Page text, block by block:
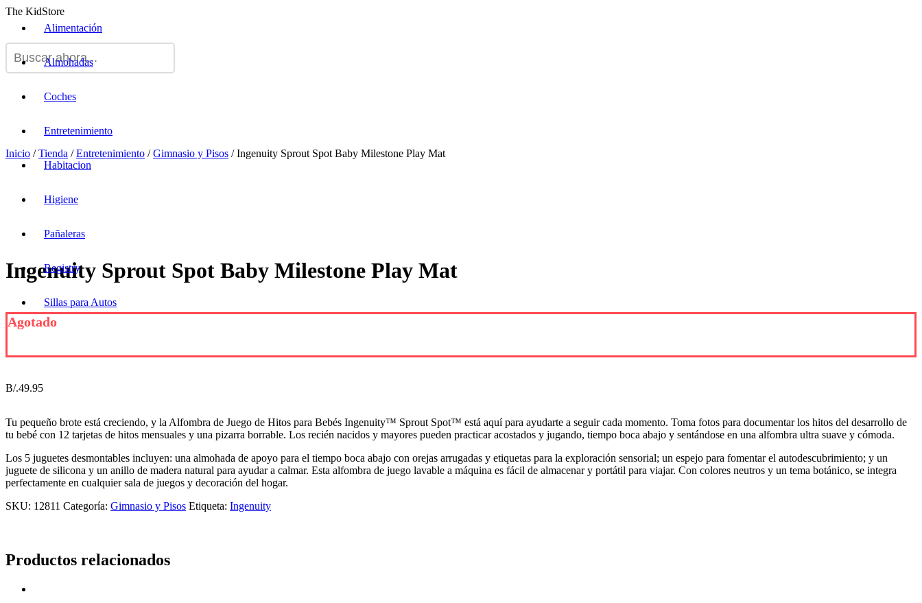
The KidStore
Alimentación
Almohadas
Coches
Entretenimiento
Habitacion
Higiene
Pañaleras
Registry
Sillas para Autos
Inicio /Tienda /Entretenimiento /Gimnasio y Pisos / Ingenuity Sprout Spot Baby Milestone Play Mat
Ingenuity Sprout Spot Baby Milestone Play Mat
B/.49.95
Tu pequeño brote está creciendo, y la Alfombra de Juego de Hitos para Bebés Ingenuity™ Sprout Spot™ está aquí para ayudarte a seguir cada momento. Toma fotos para documentar los hitos del desarrollo de
tu bebé con 12 tarjetas de hitos mensuales y una pizarra borrable. Los recién nacidos y mayores pueden practicar acostados y jugando, tiempo boca abajo y sentándose en una alfombra ultra suave y cómoda.
Los 5 juguetes desmontables incluyen: una almohada de apoyo para el tiempo boca abajo con orejas arrugadas y etiquetas para la exploración sensorial; un espejo para fomentar el autodescubrimiento; y un
juguete de silicona y un anillo de madera natural para ayudar a calmar. Esta alfombra de juego lavable a máquina es fácil de almacenar y portátil para viajar. Con colores neutros y un tema botánico, se integra
perfectamente en cualquier sala de juegos y decoración del hogar.
Agotado
SKU: 12811 Categoría: Gimnasio y Pisos Etiqueta: Ingenuity
Productos relacionados